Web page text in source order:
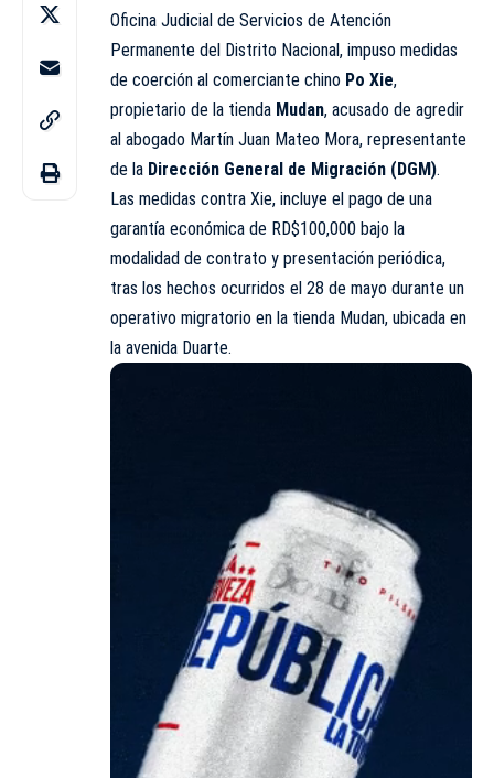
Oficina Judicial de Servicios de Atención
Permanente del Distrito Nacional, impuso medidas
de coerción al comerciante chino Po Xie,
propietario de la tienda Mudan, acusado de agredir
al abogado Martín Juan Mateo Mora, representante
de la Dirección General de Migración (DGM).
Las medidas contra Xie, incluye el pago de una
garantía económica de RD$100,000 bajo la
modalidad de contrato y presentación periódica,
tras los hechos ocurridos el 28 de mayo durante un
operativo migratorio en la tienda Mudan, ubicada en
la avenida Duarte.